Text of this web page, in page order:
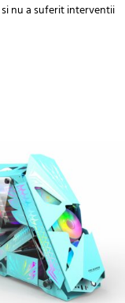
nu a suferit interventii